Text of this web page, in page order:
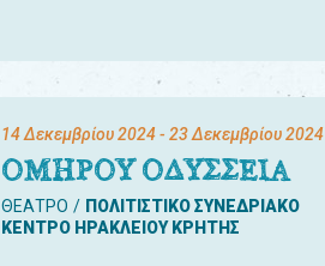
14 Δεκεμβρίου 2024- 23 Δεκεμβρίου 2024
ΟΜΗΡΟΥ ΟΔΥΣΣΕΙΑ
ΘΕΑΤΡΟ
ΠΟΛΙΤΙΣΤΙΚΟ ΣΥΝΕΔΡΙΑΚΟ
ΚΕΝΤΡΟ ΗΡΑΚΛΕΙΟΥ ΚΡΗΤΗΣ